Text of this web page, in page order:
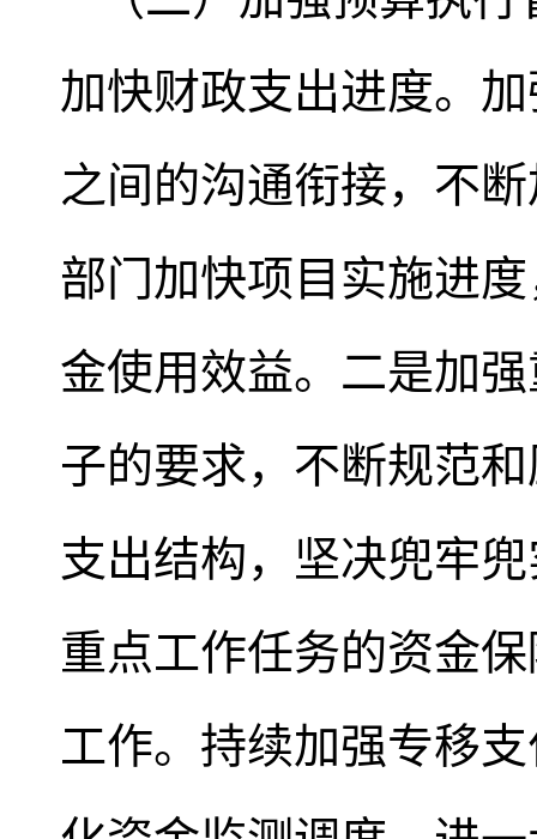
加快财政支出进度。
之间的沟通衔接，不
部门加快项目实施进
金使用效益。二是加
子的要求，不断规范
支出结构，坚决兜牢
重点工作任务的资金
工作。持续加强专移